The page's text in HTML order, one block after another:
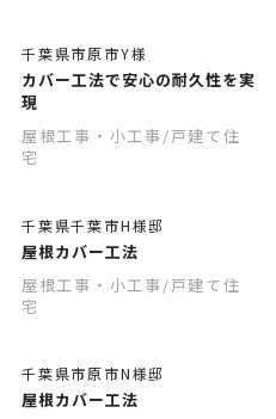
千葉県市原市Y様
カバー工法で安心の耐久性を実
現
屋根工事・小工事 /戸建て住
宅
千葉県千葉市H様邸
屋根カバー工法
屋根工事・小工事 /戸建て住
宅
千葉県市原市N様邸
屋根カバー工法